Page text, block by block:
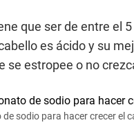
que ser de entre el
es ácido y su
se estropee o no
sodio para hacer crecer el